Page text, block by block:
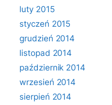
luty 2015
styczeń 2015
grudzień 2014
listopad 2014
październik 2014
wrzesień 2014
sierpień 2014